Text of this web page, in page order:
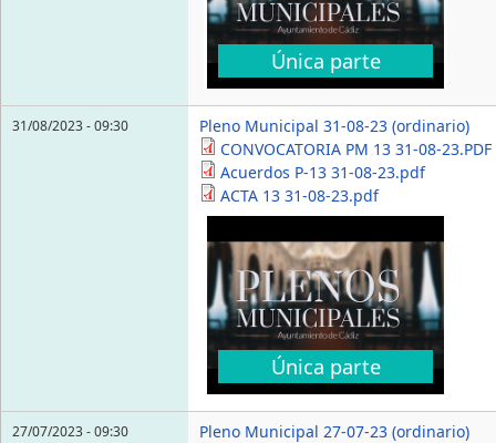
Única parte
31/08/2023 - 09:30
Pleno Municipal 31-08-23 (ordinario)
CONVOCATORIA PM 13 31-08-23.PDF
Acuerdos P-13 31-08-23.pdf
ACTA 13 31-08-23.pdf
Única parte
27/07/2023 - 09:30
Pleno Municipal 27-07-23 (ordinario)